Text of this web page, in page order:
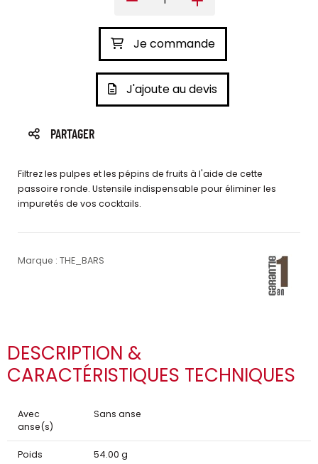
Je commande
J'ajoute au devis
PARTAGER
Filtrez les pulpes et les pépins de fruits à l'aide de cette
passoire ronde. Ustensile indispensable pour éliminer les
impuretés de vos cocktails.
Marque : THE_BARS
DESCRIPTION &
CARACTÉRISTIQUES TECHNIQUES
Avec
anse(s)
Sans anse
Poids 54.00 g